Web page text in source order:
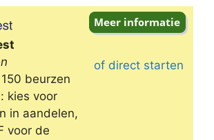
beurzen
kies voor
in aandelen,
voor de
of direct starten